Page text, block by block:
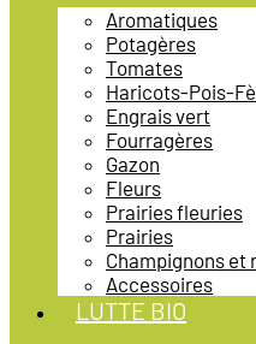
Aromatiques
Potagères
Tomates
Haricots-Pois-
Engrais vert
Fourragères
Gazon
Fleurs
Prairies fleuries
Prairies
Champignons et
Accessoires
LUTTE BIO